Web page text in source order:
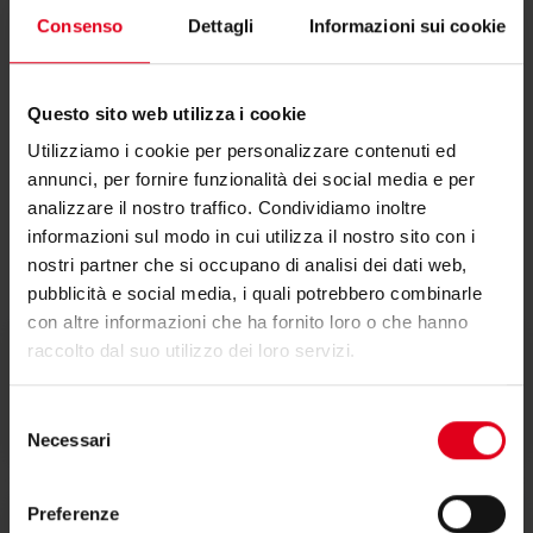
Consenso Dettagli Informazioni sui cookie
Questo sito web utilizza i cookie
Utilizziamo i cookie per personalizzare contenuti ed
annunci, per fornire funzionalità dei social media e per
analizzare il nostro traffico. Condividiamo inoltre
informazioni sul modo in cui utilizza il nostro sito con i
nostri partner che si occupano di analisi dei dati web,
pubblicità e social media, i quali potrebbero combinarle
con altre informazioni che ha fornito loro o che hanno
raccolto dal suo utilizzo dei loro servizi.
delNecessari
Preferenze
1/2"M x calotta
1/2"F - blu
Documentazione
Scheda tecnica